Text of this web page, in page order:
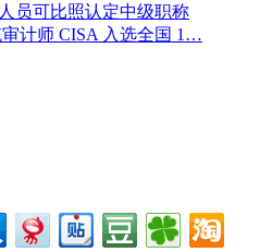
员可比照认定中级职称
计师 CISA 入选全国 1…